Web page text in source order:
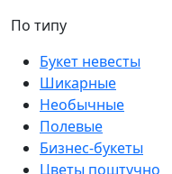
По типу
Букет невесты
Шикарные
Необычные
Полевые
Бизнес-букеты
Цветы поштучно